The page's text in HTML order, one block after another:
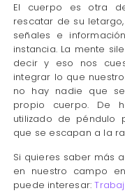
El cuerpo es otra
rescatar de su
señales e
instancia. La mente
decir y eso nos
integrar lo que
no hay nadie que
propio cuerpo. De
utilizado de péndulo
que se escapan a la
Si quieres saber más
en nuestro campo
puede interesar: